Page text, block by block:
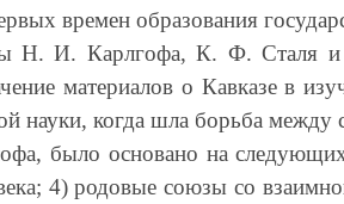
времен образования
Н. И. Карлгофа, К. Ф. Сталя и
материалов о Кавказе в
науки, когда шла борьба
было основано на следующих
4) родовые союзы со